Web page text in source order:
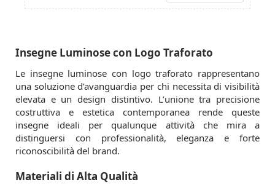
Insegne Luminose con Logo Traforato
Le insegne luminose con logo traforato rappresentano
una soluzione d’avanguardia per chi necessita di visibilità
elevata e un design distintivo. L’unione tra precisione
costruttiva e estetica contemporanea rende queste
insegne ideali per qualunque attività che mira a
distinguersi con professionalità, eleganza e forte
riconoscibilità del brand.
Materiali di Alta Qualità